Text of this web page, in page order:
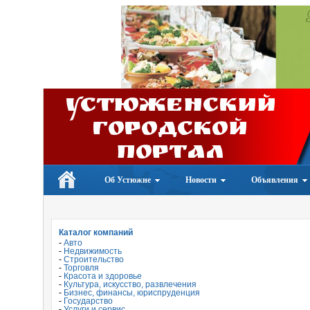
Устюженский
Городской
портал
Об Устюжне Новости Объявления
Каталог компаний
- Авто
- Недвижимость
- Строительство
- Торговля
- Красота и здоровье
- Культура, искусство, развлечения
- Бизнес, финансы, юриспруденция
- Государство